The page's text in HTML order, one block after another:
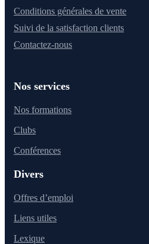
Conditions générales de vente
Suivi de la satisfaction clients
Contactez-nous
Nos services
Nos formations
Clubs
Conférences
Divers
Offres d’emploi
Liens utiles
Lexique